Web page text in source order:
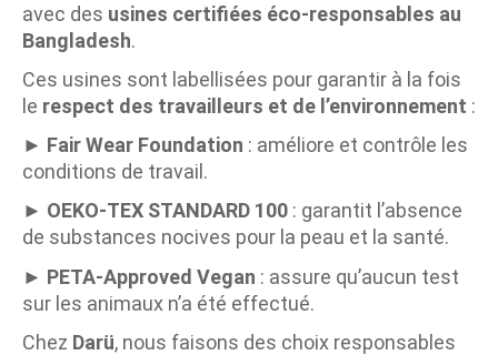
avec des usines certifiées éco-responsables au
Bangladesh.
Ces usines sont labellisées pour garantir à la fois
le respect des travailleurs et de l’environnement :
► Fair Wear Foundation : améliore et contrôle les
conditions de travail.
► OEKO-TEX STANDARD 100 : garantit l’absence
de substances nocives pour la peau et la santé.
► PETA-Approved Vegan : assure qu’aucun test
sur les animaux n’a été effectué.
Chez Darü, nous faisons des choix responsables